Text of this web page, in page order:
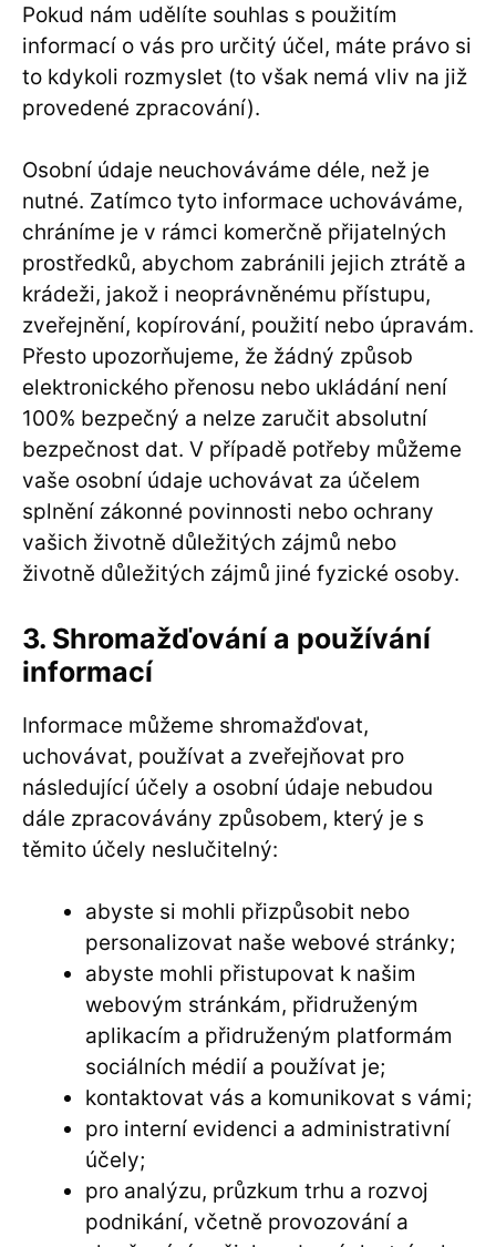
Pokud nám udělíte souhlas s použitím
informací o vás pro určitý účel, máte právo si
to kdykoli rozmyslet (to však nemá vliv na již
provedené zpracování).
Osobní údaje neuchováváme déle, než je
nutné. Zatímco tyto informace uchováváme,
chráníme je v rámci komerčně přijatelných
prostředků, abychom zabránili jejich ztrátě a
krádeži, jakož i neoprávněnému přístupu,
zveřejnění, kopírování, použití nebo úpravám.
Přesto upozorňujeme, že žádný způsob
elektronického přenosu nebo ukládání není
100% bezpečný a nelze zaručit absolutní
bezpečnost dat. V případě potřeby můžeme
vaše osobní údaje uchovávat za účelem
splnění zákonné povinnosti nebo ochrany
vašich životně důležitých zájmů nebo
životně důležitých zájmů jiné fyzické osoby.
3. Shromažďování a používání
informací
Informace můžeme shromažďovat,
uchovávat, používat a zveřejňovat pro
následující účely a osobní údaje nebudou
dále zpracovávány způsobem, který je s
těmito účely neslučitelný:
abyste si mohli přizpůsobit nebo
personalizovat naše webové stránky;
abyste mohli přistupovat k našim
webovým stránkám, přidruženým
aplikacím a přidruženým platformám
sociálních médií a používat je;
kontaktovat vás a komunikovat s vámi;
pro interní evidenci a administrativní
účely;
pro analýzu, průzkum trhu a rozvoj
podnikání, včetně provozování a